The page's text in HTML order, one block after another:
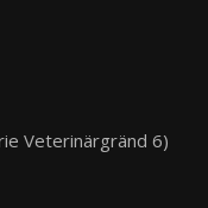
Veterinärgränd 6)